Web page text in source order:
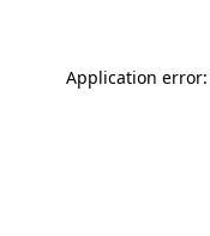
Application